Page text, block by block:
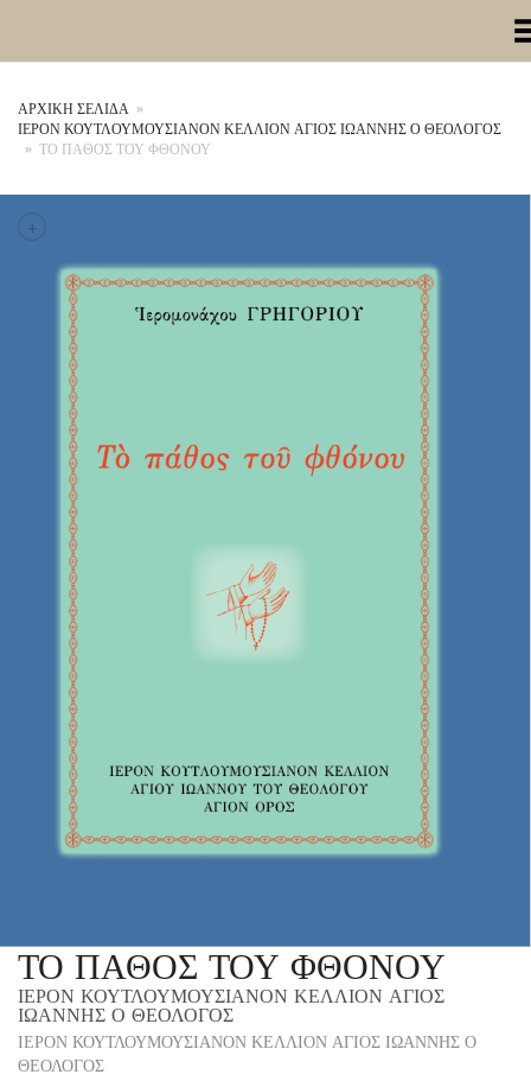
Toggle
ΑΡΧΙΚΉ ΣΕΛΊΔΑ »
ΙΕΡΟΝ ΚΟΥΤΛΟΥΜΟΥΣΙΑΝΟΝ ΚΕΛΛΙΟΝ ΑΓΙΟΣ ΙΩΑΝΝΗΣ Ο ΘΕΟΛΟΓΟΣ
» ΤΟ ΠΑΘΟΣ ΤΟΥ ΦΘΟΝΟΥ
+
ΤΟ ΠΑΘΟΣ ΤΟΥ ΦΘΟΝΟΥ
ΙΕΡΟΝ ΚΟΥΤΛΟΥΜΟΥΣΙΑΝΟΝ ΚΕΛΛΙΟΝ ΑΓΙΟΣ
ΙΩΑΝΝΗΣ Ο ΘΕΟΛΟΓΟΣ
ΙΕΡΟΝ ΚΟΥΤΛΟΥΜΟΥΣΙΑΝΟΝ ΚΕΛΛΙΟΝ ΑΓΙΟΣ ΙΩΑΝΝΗΣ Ο
ΘΕΟΛΟΓΟΣ